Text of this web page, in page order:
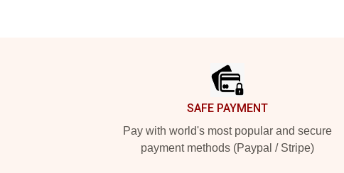
SAFE PAYMENT
Pay with world's most popular and secure
payment methods (Paypal / Stripe)